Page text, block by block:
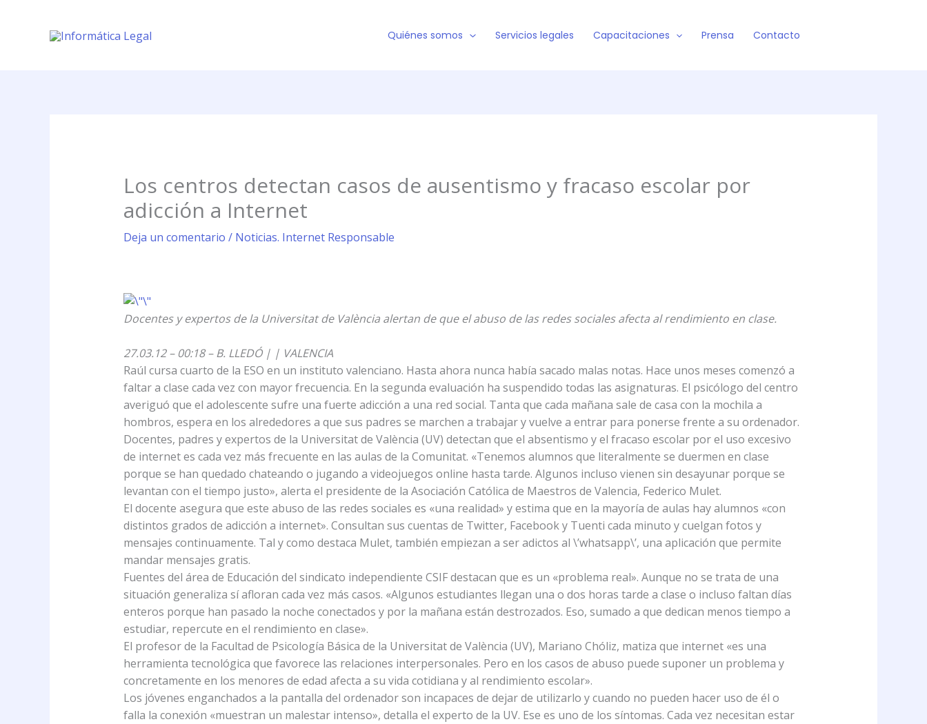
contenido
Quiénes somos Servicios legales Capacitaciones Prensa Contacto
Los centros detectan casos de ausentismo y fracaso escolar por
adicción a Internet
Deja un comentario / Noticias. Internet Responsable
Docentes y expertos de la Universitat de València alertan de que el abuso de las redes sociales afecta al rendimiento en clase.
27.03.12 – 00:18 – B. LLEDÓ | | VALENCIA
Raúl cursa cuarto de la ESO en un instituto valenciano. Hasta ahora nunca había sacado malas notas. Hace unos meses comenzó a
faltar a clase cada vez con mayor frecuencia. En la segunda evaluación ha suspendido todas las asignaturas. El psicólogo del centro
averiguó que el adolescente sufre una fuerte adicción a una red social. Tanta que cada mañana sale de casa con la mochila a
hombros, espera en los alrededores a que sus padres se marchen a trabajar y vuelve a entrar para ponerse frente a su ordenador.
Docentes, padres y expertos de la Universitat de València (UV) detectan que el absentismo y el fracaso escolar por el uso excesivo
de internet es cada vez más frecuente en las aulas de la Comunitat. «Tenemos alumnos que literalmente se duermen en clase
porque se han quedado chateando o jugando a videojuegos online hasta tarde. Algunos incluso vienen sin desayunar porque se
levantan con el tiempo justo», alerta el presidente de la Asociación Católica de Maestros de Valencia, Federico Mulet.
El docente asegura que este abuso de las redes sociales es «una realidad» y estima que en la mayoría de aulas hay alumnos «con
distintos grados de adicción a internet». Consultan sus cuentas de Twitter, Facebook y Tuenti cada minuto y cuelgan fotos y
mensajes continuamente. Tal y como destaca Mulet, también empiezan a ser adictos al \’whatsapp\’, una aplicación que permite
mandar mensajes gratis.
Fuentes del área de Educación del sindicato independiente CSIF destacan que es un «problema real». Aunque no se trata de una
situación generaliza sí afloran cada vez más casos. «Algunos estudiantes llegan una o dos horas tarde a clase o incluso faltan días
enteros porque han pasado la noche conectados y por la mañana están destrozados. Eso, sumado a que dedican menos tiempo a
estudiar, repercute en el rendimiento en clase».
El profesor de la Facultad de Psicología Básica de la Universitat de València (UV), Mariano Chóliz, matiza que internet «es una
herramienta tecnológica que favorece las relaciones interpersonales. Pero en los casos de abuso puede suponer un problema y
concretamente en los menores de edad afecta a su vida cotidiana y al rendimiento escolar».
Los jóvenes enganchados a la pantalla del ordenador son incapaces de dejar de utilizarlo y cuando no pueden hacer uso de él o
falla la conexión «muestran un malestar intenso», detalla el experto de la UV. Ese es uno de los síntomas. Cada vez necesitan estar